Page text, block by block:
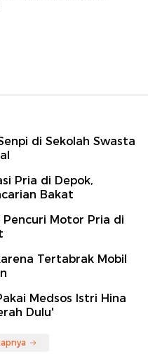
di Sekolah Swasta
Pria di Depok,
Bakat
Motor Pria di
Tertabrak Mobil
Medsos Istri Hina
Dulu'